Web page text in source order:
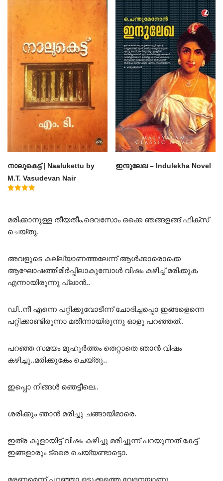
4.60
out of 5
നാലുകെട്ട് | Naalukettu by
M.T. Vasudevan Nair
ഇന്ദുലേഖ – Indulekha Novel
മരിക്കാനുള്ള തീയതീം,ദെവസോം ഒക്കെ ഞങ്ങളങ്ങ് ഫിക്സ്
ചെയ്തു.
അവളുടെ കല്ല്യാണത്തലേന്ന് ആൾക്കാരൊക്കെ
ആഘോഷത്തിമിർപ്പിലാകുമ്പോൾ വിഷം കഴിച്ച് മരിക്കുക
എന്നായിരുന്നു പ്ലാൻ..
ഡീ..നീ എന്നെ പറ്റിക്കുവോടീന്ന് ചോദിച്ചപ്പൊ ഇങ്ങളെന്നെ
പറ്റിക്കാണ്ടിരുന്നാ മതീന്നായിരുന്നു ഓളു പറഞ്ഞത്..
പറഞ്ഞ സമയം മുഹൂർത്തം തെറ്റാതെ ഞാൻ വിഷം
കഴിച്ചു..മരിക്കുകേം ചെയ്തു..
ഇപ്പൊ നിങ്ങൾ ഞെട്ടീലെ..
ശരിക്കും ഞാൻ മരിച്ചു ചങ്ങായിമാരെ.
ഇത്ര കൂളായിട്ട് വിഷം കഴിച്ചു മരിച്ചൂന്ന് പറയുന്നത് കേട്ട്
ഇങ്ങളാരും ട്രൈ ചെയ്യണ്ടാട്ടൊ.